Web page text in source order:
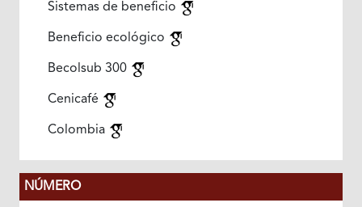
Sistemas de beneficio
Beneficio ecológico
Becolsub 300
Cenicafé
Colombia
NÚMERO